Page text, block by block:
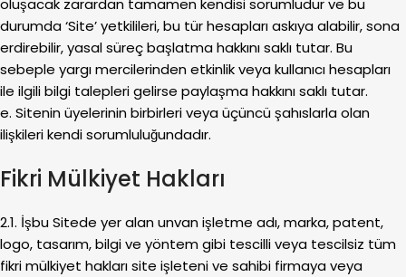
oluşacak zarardan tamamen kendisi sorumludur ve bu
durumda ‘Site’ yetkilileri, bu tür hesapları askıya alabilir, sona
erdirebilir, yasal süreç başlatma hakkını saklı tutar. Bu
sebeple yargı mercilerinden etkinlik veya kullanıcı hesapları
ile ilgili bilgi talepleri gelirse paylaşma hakkını saklı tutar.
e. Sitenin üyelerinin birbirleri veya üçüncü şahıslarla olan
ilişkileri kendi sorumluluğundadır.
Fikri Mülkiyet Hakları
2.1. İşbu Sitede yer alan unvan işletme adı, marka, patent,
logo, tasarım, bilgi ve yöntem gibi tescilli veya tescilsiz tüm
fikri mülkiyet hakları site işleteni ve sahibi firmaya veya